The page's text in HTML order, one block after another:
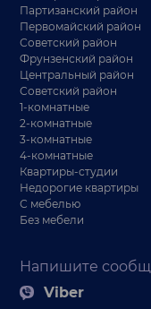
Напишите
Viber
Партизанский район
Первомайский район
Советский район
Фрунзенский район
Центральный район
Советский район
1-комнатные
2-комнатные
3-комнатные
4-комнатные
Квартиры-студии
Недорогие квартиры
С мебелью
Без мебели